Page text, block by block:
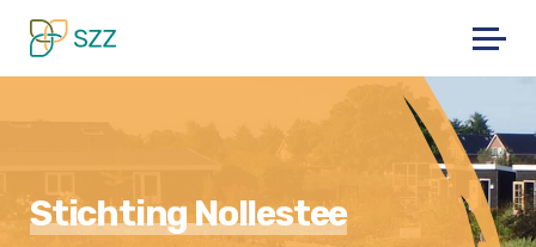
Stichting Nollestee